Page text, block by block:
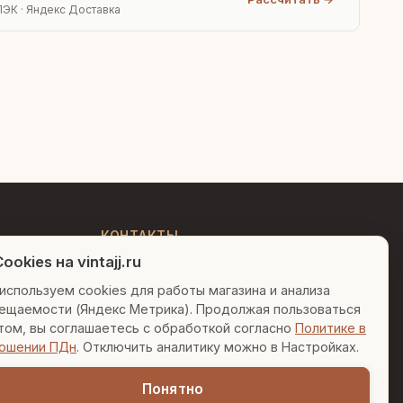
· Яндекс Доставка
КОНТАКТЫ
+7 (495) 150-52-26
AI-консультант в Telegram
sales@vintajj.ru
Пн-Пт: 10:00 - 19:00
на vintajj.ru
cookies для работы магазина и анализа
(Яндекс Метрика). Продолжая пользоваться
вы соглашаетесь с обработкой согласно Политике в
ПДн. Отключить аналитику можно в Настройках.
Понятно
декору. Чем могу помочь?
Вазы для гостиной
Подарок до 5000₽
Сочетание металлов